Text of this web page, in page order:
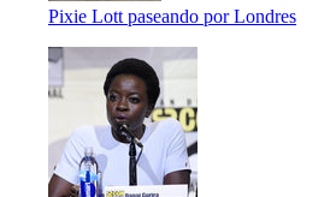
Pixie Lott paseando por Londres